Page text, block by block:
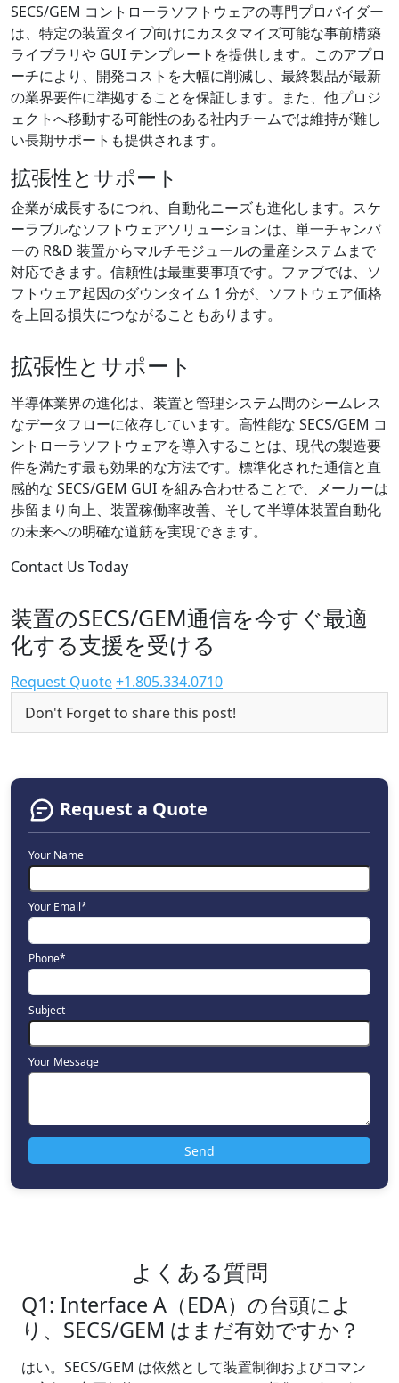
SECS/GEM コントローラソフトウェアの専門プロバイダー
は、特定の装置タイプ向けにカスタマイズ可能な事前構築
ライブラリや GUI テンプレートを提供します。このアプロ
ーチにより、開発コストを大幅に削減し、最終製品が最新
の業界要件に準拠することを保証します。また、他プロジ
ェクトへ移動する可能性のある社内チームでは維持が難し
い長期サポートも提供されます。
拡張性とサポート
企業が成長するにつれ、自動化ニーズも進化します。スケ
ーラブルなソフトウェアソリューションは、単一チャンバ
ーの R&D 装置からマルチモジュールの量産システムまで
対応できます。信頼性は最重要事項です。ファブでは、ソ
フトウェア起因のダウンタイム 1 分が、ソフトウェア価格
を上回る損失につながることもあります。
拡張性とサポート
半導体業界の進化は、装置と管理システム間のシームレス
なデータフローに依存しています。高性能な SECS/GEM コ
ントローラソフトウェアを導入することは、現代の製造要
件を満たす最も効果的な方法です。標準化された通信と直
感的な SECS/GEM GUI を組み合わせることで、メーカーは
歩留まり向上、装置稼働率改善、そして半導体装置自動化
の未来への明確な道筋を実現できます。
Contact Us Today
装置のSECS/GEM通信を今すぐ最適
化する支援を受ける
Request Quote+1.805.334.0710
Don't Forget to share this post!
Request a Quote
Your Name
Your Email*
Phone*
Subject
Your Message
よくある質問
Q1: Interface A（EDA）の台頭によ
り、SECS/GEM はまだ有効ですか？
はい。SECS/GEM は依然として装置制御およびコマン